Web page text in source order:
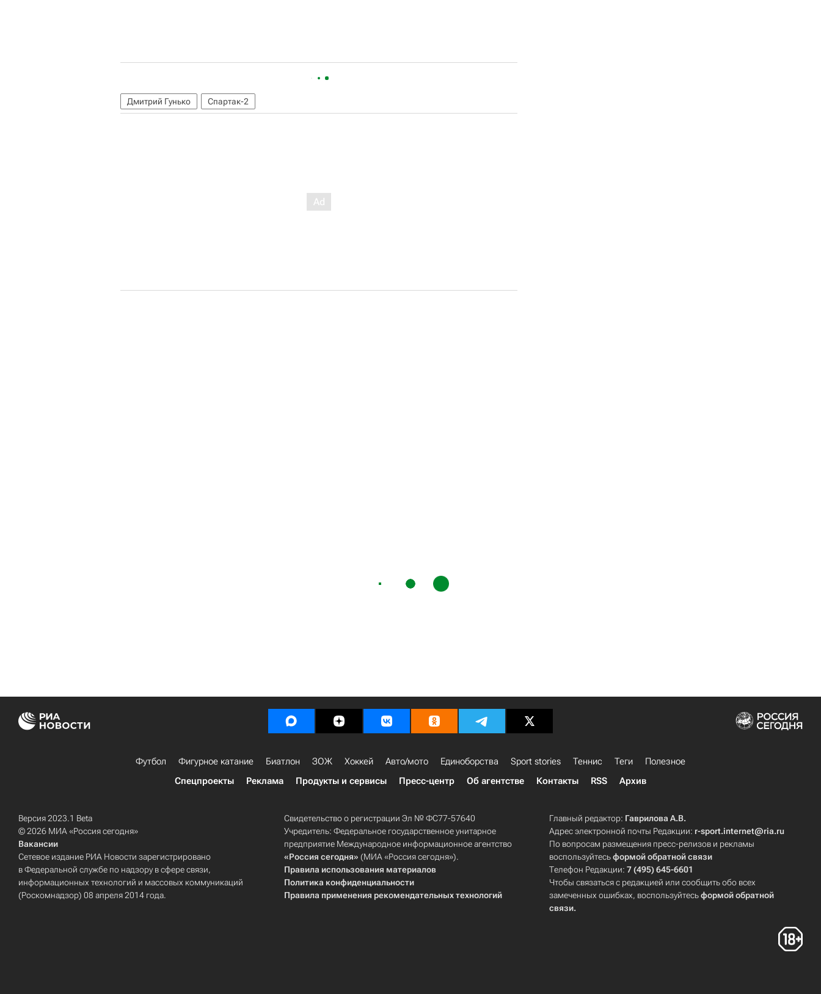
Дмитрий Гунько Спартак-2
Футбол Фигурное катание Биатлон ЗОЖ Хоккей Авто/мото Единоборства Sport stories Теннис Теги
Полезное
Спецпроекты
Реклама Продукты и сервисы Пресс-центр Об агентстве Контакты RSS Архив
Версия 2023.1 Beta
© 2026 МИА «Россия сегодня»
Вакансии
Сетевое издание РИА Новости зарегистрировано
в Федеральной службе по надзору в сфере связи,
информационных технологий и массовых коммуникаций
(Роскомнадзор) 08 апреля 2014 года.
Свидетельство о регистрации Эл № ФС77-57640
Учредитель: Федеральное государственное унитарное
предприятие Международное информационное агентство
«Россия сегодня» (МИА «Россия сегодня»).
Правила использования материалов
Политика конфиденциальности
Правила применения рекомендательных технологий
Главный редактор: Гаврилова А.В.
Адрес электронной почты Редакции: r-sport.internet@ria.ru
По вопросам размещения пресс-релизов и рекламы
воспользуйтесьформой обратной связи
Телефон Редакции:7 (495) 645-6601
Чтобы связаться с редакцией или сообщить обо всех
замеченных ошибках, воспользуйтесьформой обратной
связи.